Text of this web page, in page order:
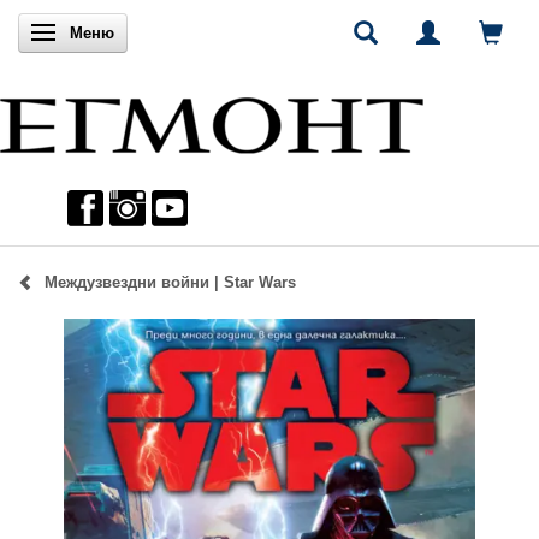
Включи навигацията
Меню
Междузвездни войни | Star Wars